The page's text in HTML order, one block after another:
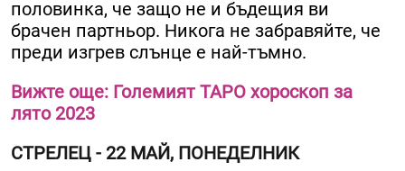
половинка, че защо не и бъдещия ви
брачен партньор. Никога не забравяйте, че
преди изгрев слънце е най-тъмно.
Вижте още: Големият ТАРО хороскоп за
лято 2023
СТРЕЛЕЦ - 22 МАЙ, ПОНЕДЕЛНИК